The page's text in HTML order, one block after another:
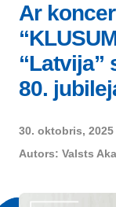
Ar
“Latvija”
80.
30. oktobris, 2025
Autors: Valsts